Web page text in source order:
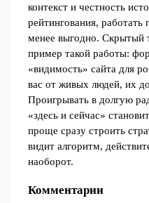
контекст и честность
рейтингования, работать
менее выгодно. Скрытый
пример такой работы:
«видимость» сайта для
вас от живых людей, их
Проигрывать в долгую
«здесь и сейчас»
проще сразу строить
видит алгоритм,
наоборот.
Комментарии